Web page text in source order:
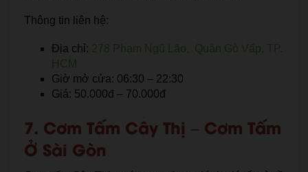
Thông tin liên hệ:
Địa chỉ: 278 Phạm Ngũ Lão, Quận Gò Vấp, TP.
HCM
Giờ mở cửa: 06:30 – 22:30
Giá: 50.000đ – 70.000đ
7. Cơm Tấm Cây Thị – Cơm Tấm
Ở Sài Gòn